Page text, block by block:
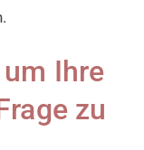
Ihre
zu